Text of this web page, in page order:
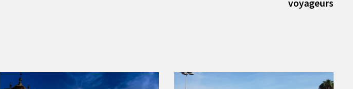
voyageurs